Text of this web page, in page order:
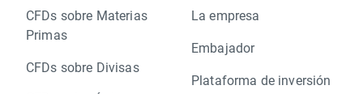
CFDs sobre Materias
Primas
CFDs sobre Divisas
La empresa
Embajador
Plataforma de inversión